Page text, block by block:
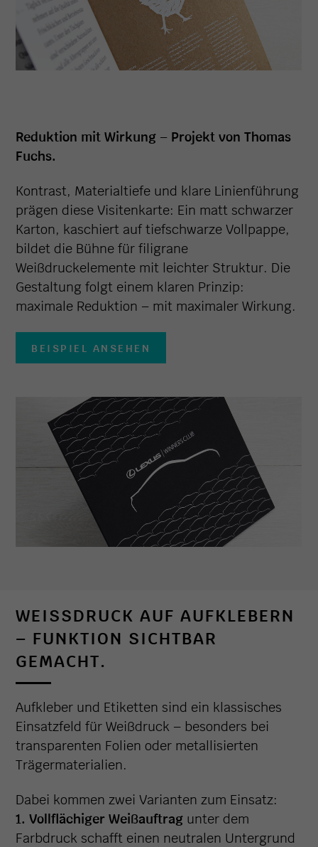
Reduktion mit Wirkung – Projekt von Thomas
Fuchs.
Kontrast, Materialtiefe und klare Linienführung
prägen diese Visitenkarte: Ein matt schwarzer
Karton, kaschiert auf tiefschwarze Vollpappe,
bildet die Bühne für filigrane
Weißdruckelemente mit leichter Struktur. Die
Gestaltung folgt einem klaren Prinzip:
maximale Reduktion – mit maximaler Wirkung.
BEISPIEL ANSEHEN
WEISSDRUCK AUF AUFKLEBERN –
FUNKTION SICHTBAR G
EMACHT.
Aufkleber und Etiketten sind ein klassisches
Einsatzfeld für Weißdruck – besonders bei
transparenten Folien oder metallisierten
Trägermaterialien.
Dabei kommen zwei Varianten zum Einsatz:
1. Vollflächiger Weißauftrag unter dem
Farbdruck schafft einen neutralen Untergrund